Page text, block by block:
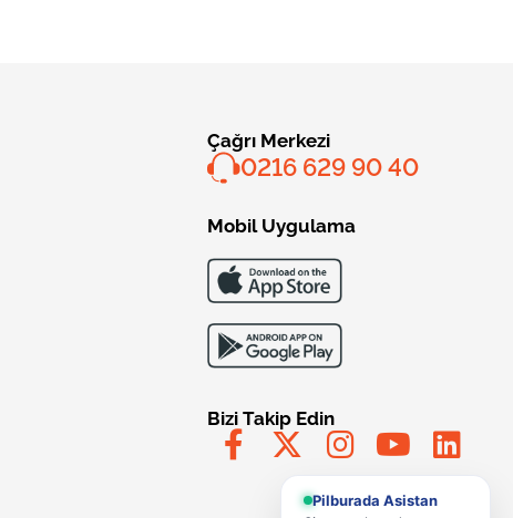
Çağrı Merkezi
0216 629 90 40
Mobil Uygulama
Bizi Takip Edin
Pilburada Asistan